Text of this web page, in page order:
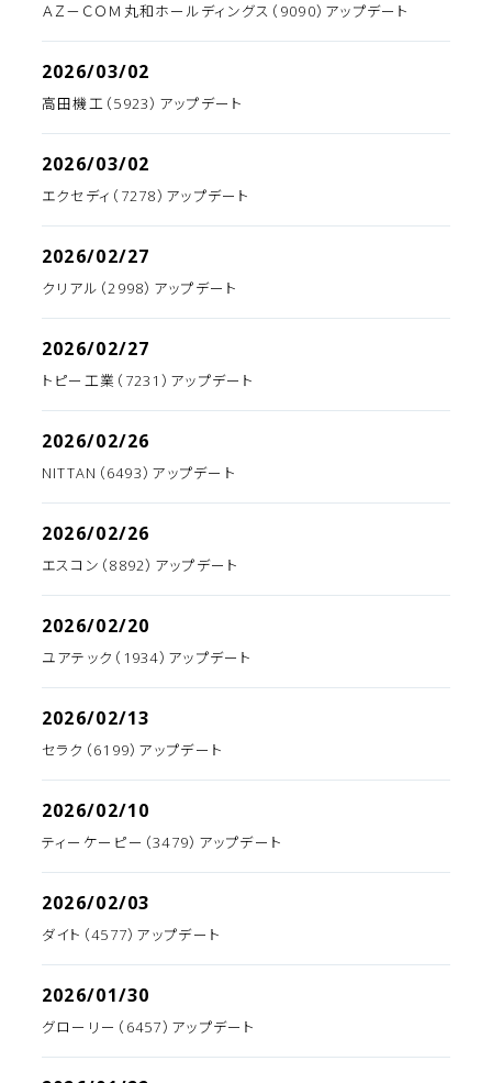
ＡＺ－ＣＯＭ丸和ホールディングス（9090）アップデート
2026/03/02
高田機工（5923）アップデート
2026/03/02
エクセディ（7278）アップデート
2026/02/27
クリアル（2998）アップデート
2026/02/27
トピー工業（7231）アップデート
2026/02/26
NITTAN（6493）アップデート
2026/02/26
エスコン（8892）アップデート
2026/02/20
ユアテック（1934）アップデート
2026/02/13
セラク（6199）アップデート
2026/02/10
ティーケーピー（3479）アップデート
2026/02/03
ダイト（4577）アップデート
2026/01/30
グローリー（6457）アップデート